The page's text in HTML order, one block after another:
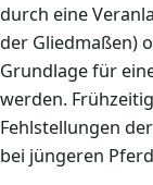
durch eine
der Gliedmaßen)
Grundlage für
werden.
Fehlstellungen
bei jüngeren